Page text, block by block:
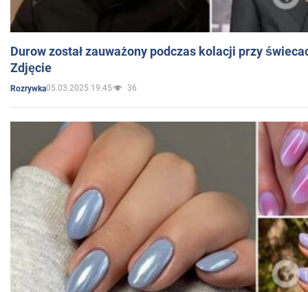
Durow został zauważony podczas kolacji przy
Zdjęcie
Rozrywka05.03.2025 19:45 36